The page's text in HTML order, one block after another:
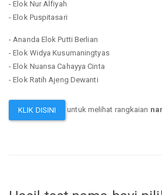
- Elok Nur Alfiyah
- Elok Puspitasari
- Ananda Elok Putti Berlian
- Elok Widya Kusumaningtyas
- Elok Nuansa Cahayya Cinta
- Elok Ratih Ajeng Dewanti
KLIK DISINI untuk melihat rangkaian